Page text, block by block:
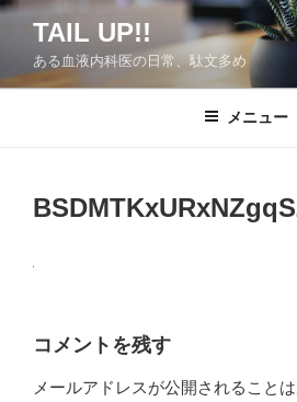
コ
ン
TAIL UP!!
ある血液内科医の日常、駄文多め
メニュー
コメントを残す
メールアドレスが公開されることは